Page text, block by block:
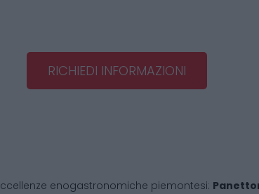
RICHIEDI INFORMAZIONI
enogastronomiche piemontesi: